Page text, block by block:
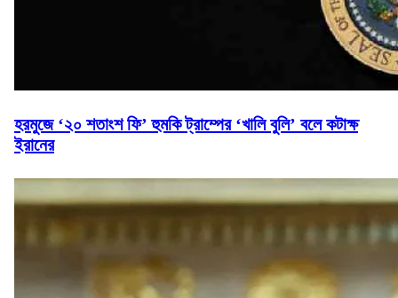
হরমুজে ‘২০ শতাংশ ফি’ হুমকি ট্রাম্পের ‘খালি বুলি’ বলে কটাক্ষ
ইরানের